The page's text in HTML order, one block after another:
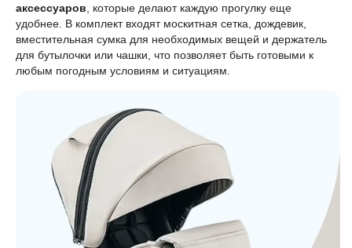
аксессуаров , которые делают каждую прогулку еще
удобнее. В комплект входят москитная сетка, дождевик,
вместительная сумка для необходимых вещей и держатель
для бутылочки или чашки, что позволяет быть готовыми к
любым погодным условиям и ситуациям.